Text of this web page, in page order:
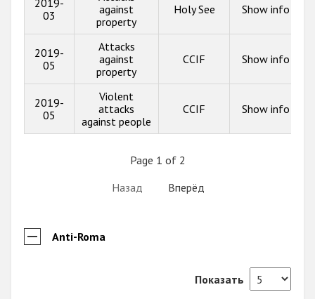
03
against
property
Holy See Show info
2019-
05
Attacks
against
property
CCIF Show info
2019-
05
Violent
attacks
against people
CCIF Show info
Page 1 of 2
Назад
Вперёд
Anti-Roma
Показать